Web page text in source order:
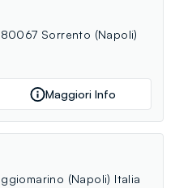
Sorrento (Napoli)
Maggiori Info
(Napoli) Italia